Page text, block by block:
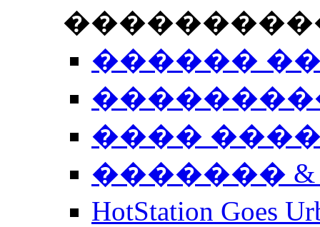
������
����
�������
HotStation